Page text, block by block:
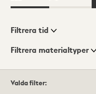
Visningsläge
Filtrera tid
Filtrera materialtyper
träffar
Valda filter: